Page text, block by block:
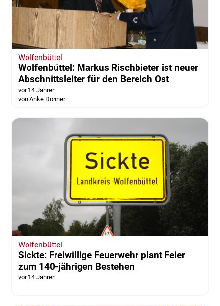
Wolfenbüttel
Wolfenbüttel: Markus Rischbieter ist neuer
Abschnittsleiter für den Bereich Ost
vor 14 Jahren
von Anke Donner
Wolfenbüttel
Sickte: Freiwillige Feuerwehr plant Feier
zum 140-jährigen Bestehen
vor 14 Jahren